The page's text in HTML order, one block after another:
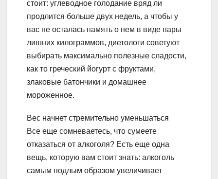
стоит: углеводное голодание вряд ли
продлится больше двух недель, а чтобы у
вас не осталась память о нем в виде пары
лишних килограммов, диетологи советуют
выбирать максимально полезные сладости,
как то греческий йогурт с фруктами,
злаковые батончики и домашнее
мороженное.
Вес начнет стремительно уменьшаться
Все еще сомневаетесь, что сумеете
отказаться от алкоголя? Есть еще одна
вещь, которую вам стоит знать: алкоголь
самым подлым образом увеличивает